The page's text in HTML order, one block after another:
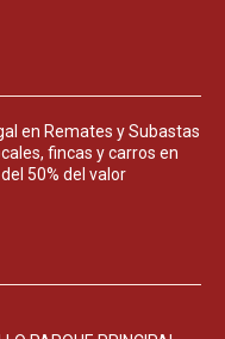
en Remates y Subastas
fincas y carros en
50% del valor